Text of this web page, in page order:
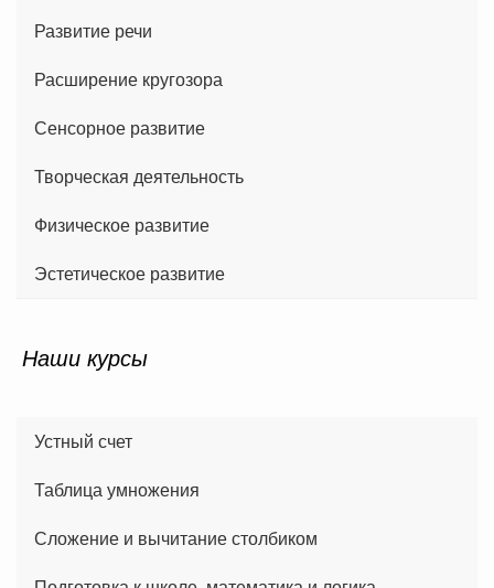
Развитие речи
Расширение кругозора
Сенсорное развитие
Творческая деятельность
Физическое развитие
Эстетическое развитие
Наши курсы
Устный счет
Таблица умножения
Сложение и вычитание столбиком